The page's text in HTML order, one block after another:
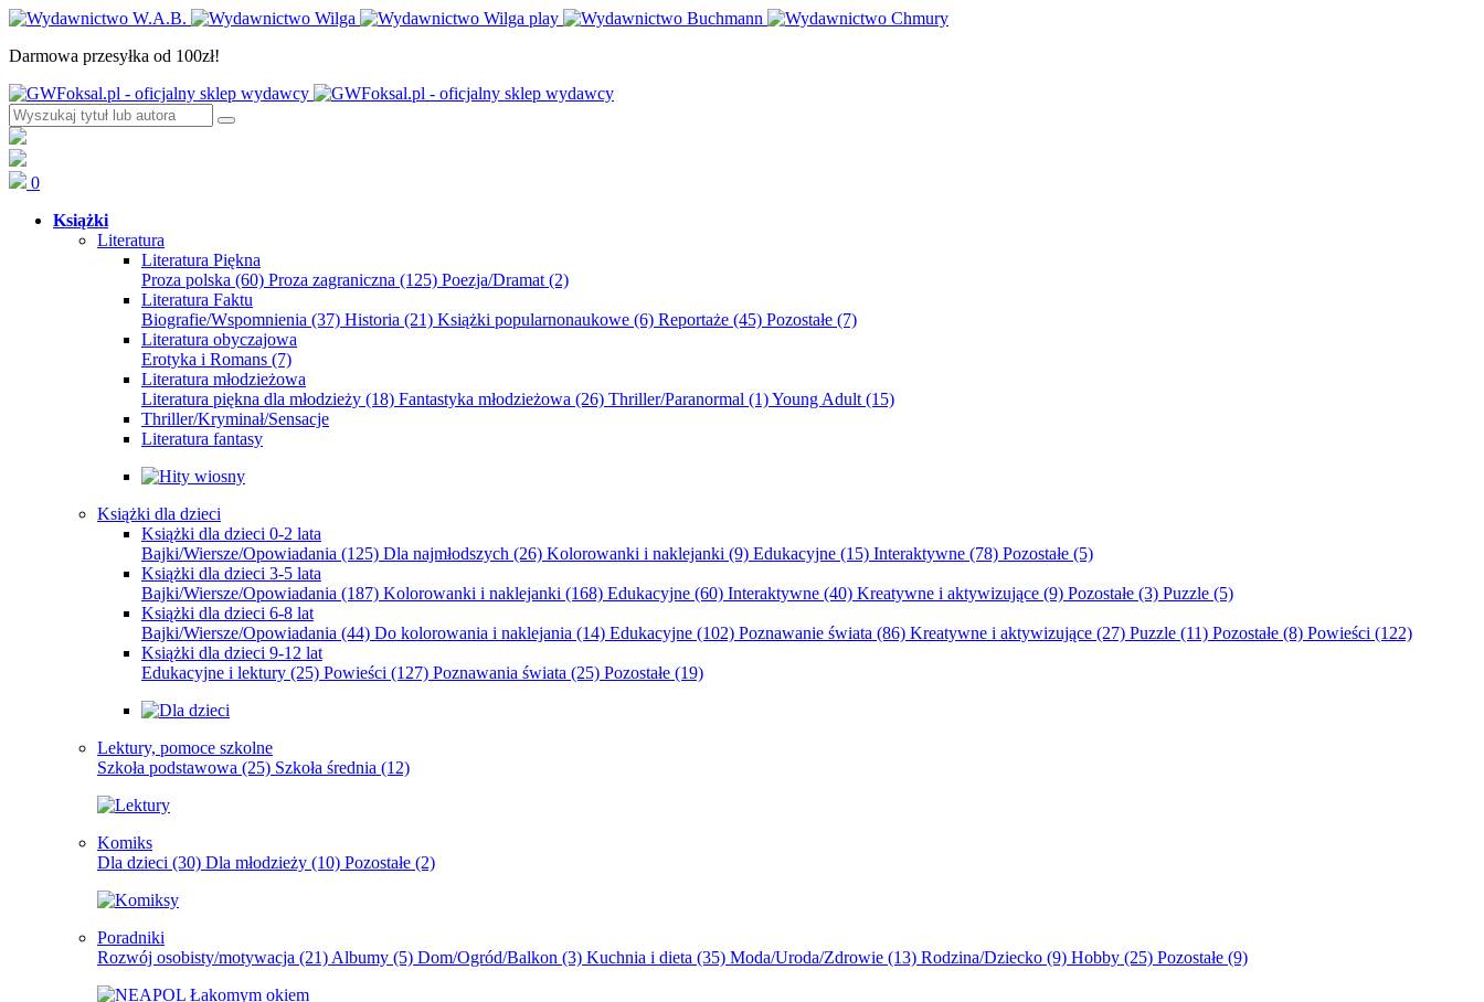
Darmowa przesyłka od 100zł!
0
Książki
Literatura
Literatura Piękna
Proza polska (60) Proza zagraniczna (125) Poezja/Dramat (2)
Literatura Faktu
Biografie/Wspomnienia (37) Historia (21) Książki popularnonaukowe (6) Reportaże (45) Pozostałe (7)
Literatura obyczajowa
Erotyka i Romans (7)
Literatura młodzieżowa
Literatura piękna dla młodzieży (18) Fantastyka młodzieżowa (26) Thriller/Paranormal (1)Young Adult (15)
Thriller/Kryminał/Sensacje
Literatura fantasy
Książki dla dzieci
Książki dla dzieci 0-2 lata
Bajki/Wiersze/Opowiadania (125) Dla najmłodszych (26) Kolorowanki i naklejanki (9) Edukacyjne (15) Interaktywne (78) Pozostałe (5)
Książki dla dzieci 3-5 lata
Bajki/Wiersze/Opowiadania (187) Kolorowanki i naklejanki (168) Edukacyjne (60) Interaktywne (40) Kreatywne i aktywizujące (9) Pozostałe (3) Puzzle (5)
Książki dla dzieci 6-8 lat
Bajki/Wiersze/Opowiadania (44) Do kolorowania i naklejania (14) Edukacyjne (102) Poznawanie świata (86) Kreatywne i aktywizujące (27) Puzzle (11) Pozostałe (8) Powieści (122)
Książki dla dzieci 9-12 lat
Edukacyjne i lektury (25) Powieści (127) Poznawania świata (25) Pozostałe (19)
Lektury, pomoce szkolne
Szkoła podstawowa (25) Szkoła średnia (12)
Komiks
Dla dzieci (30) Dla młodzieży (10) Pozostałe (2)
Poradniki
Rozwój osobisty/motywacja (21) Albumy (5) Dom/Ogród/Balkon (3) Kuchnia i dieta (35) Moda/Uroda/Zdrowie (13) Rodzina/Dziecko (9) Hobby (25) Pozostałe (9)